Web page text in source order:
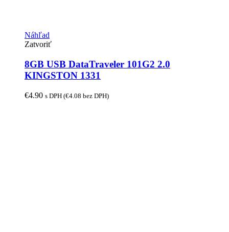
Náhľad
Zatvoriť
8GB USB DataTraveler 101G2 2.0
KINGSTON 1331
€4.90 s DPH (€4.08 bez DPH)